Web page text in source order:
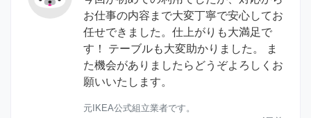
お仕事の内容まで大変丁寧で安心してお
任せできました。仕上がりも大満足で
す！ テーブルも大変助かりました。 ま
た機会がありましたらどうぞよろしくお
願いいたします。
元IKEA公式組立業者です。